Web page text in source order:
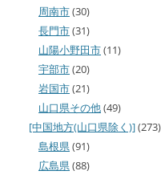
周南市(30)
長門市(31)
山陽小野田市(11)
宇部市(20)
岩国市(21)
山口県その他(49)
[中国地方(山口県除く)](273)
島根県(91)
広島県(88)